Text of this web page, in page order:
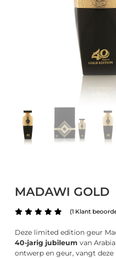
MADAWI GOLD
(1 Klant
Deze limited edition geur
40-jarig jubileum van
ontwerp en geur, vangt deze